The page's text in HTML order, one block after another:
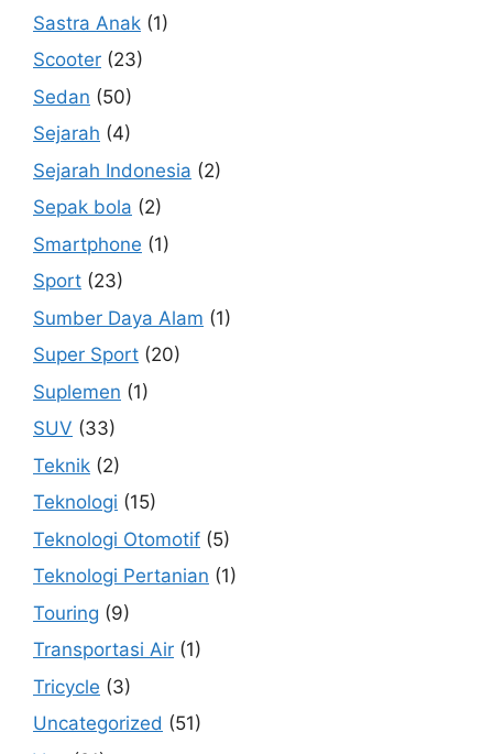
Sastra Anak (1)
Scooter (23)
Sedan (50)
Sejarah (4)
Sejarah Indonesia (2)
Sepak bola (2)
Smartphone (1)
Sport (23)
Sumber Daya Alam (1)
Super Sport (20)
Suplemen (1)
SUV (33)
Teknik (2)
Teknologi (15)
Teknologi Otomotif (5)
Teknologi Pertanian (1)
Touring (9)
Transportasi Air (1)
Tricycle (3)
Uncategorized (51)